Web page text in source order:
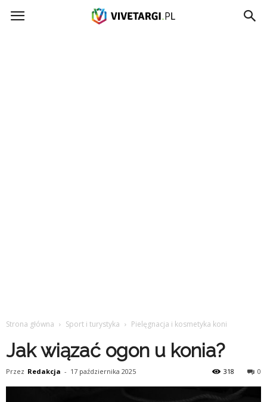
Vivetargi.pl
Strona główna Sport i turystyka Pielęgnacja i kosmetyka koni
Jak wiązać ogon u konia?
Przez Redakcja - 17 października 2025 0
318